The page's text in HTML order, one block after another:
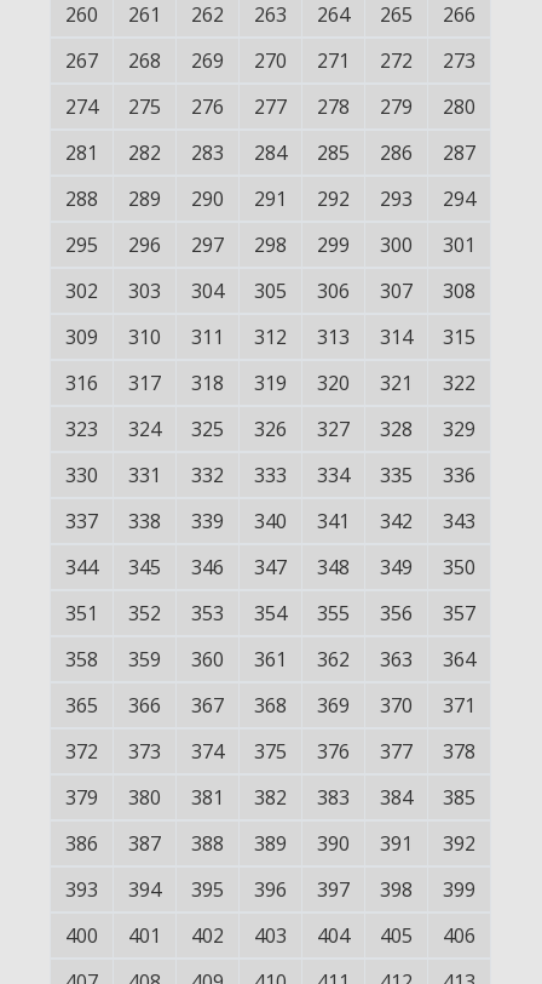
260
261 262 263 264 265
266
267
268 269 270 271 272
273
274
275 276 277 278 279
280
281
282 283 284 285 286
287
288
289 290 291 292 293
294
295
296 297 298 299 300
301
302
303 304 305 306 307
308
309
310 311 312 313 314
315
316
317 318 319 320 321
322
323
324 325 326 327 328
329
330
331 332 333 334 335
336
337
338 339 340 341 342
343
344
345 346 347 348 349
350
351
352 353 354 355 356
357
358
359 360 361 362 363
364
365
366 367 368 369 370
371
372
373 374 375 376 377
378
379
380 381 382 383 384
385
386
387 388 389 390 391
392
393
394 395 396 397 398
399
400
401 402 403 404 405
406